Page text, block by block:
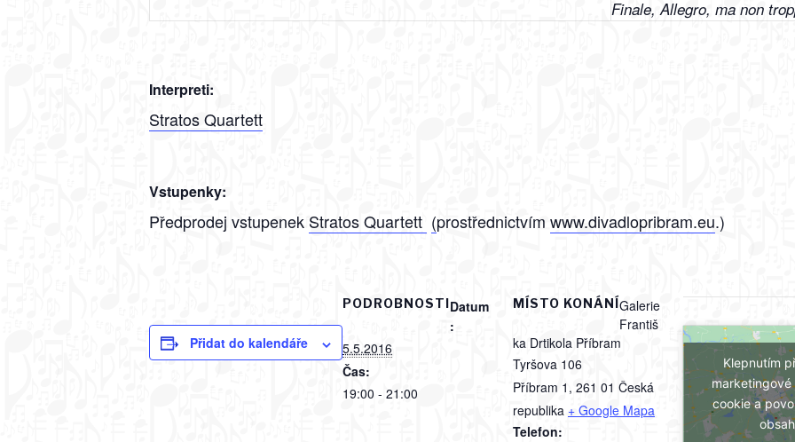
Finale, Allegro, ma non
Interpreti:
Stratos Quartett
Vstupenky:
Předprodej vstupenek Stratos Quartett (prostřednictvím www.divadlopribram.eu.)
Přidat do kalendáře
PODROBNOSTIDatum
:
5.5.2016
Čas:
19:00 - 21:00
MÍSTO KONÁNÍGalerie
Františ
ka Drtikola Příbram
Tyršova 106
Příbram 1 , 261 01 Česká
republika + Google Mapa
Telefon:
Klepnutím
marketingové
cookie a
obsah